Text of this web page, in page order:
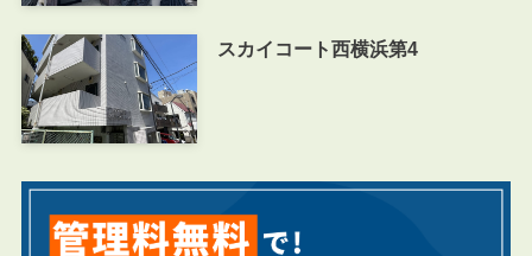
スカイコート西横浜第4